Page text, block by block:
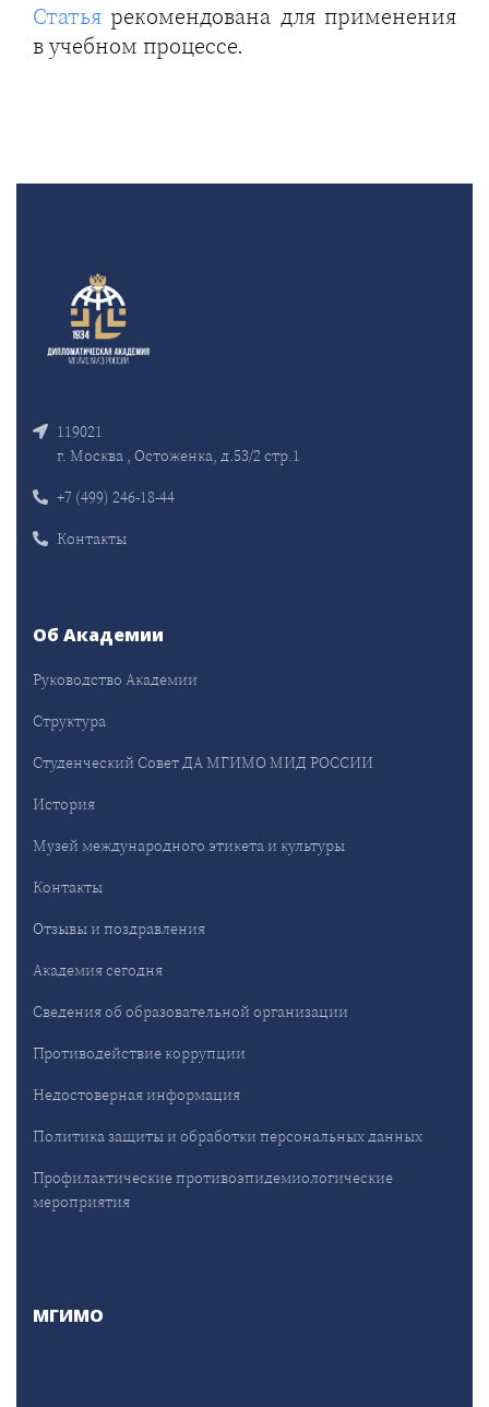
Статья рекомендована для применения
в учебном процессе.
119021
г. Москва , Остоженка, д.53/2 стр.1
+7 (499) 246-18-44
Контакты
Об Академии
Руководство Академии
Структура
Студенческий Совет ДА МГИМО МИД РОССИИ
История
Музей международного этикета и культуры
Контакты
Отзывы и поздравления
Академия сегодня
Сведения об образовательной организации
Противодействие коррупции
Недостоверная информация
Политика защиты и обработки персональных данных
Профилактические противоэпидемиологические
мероприятия
МГИМО